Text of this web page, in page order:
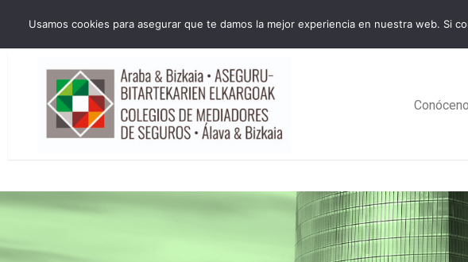
administracion@cmsab.eus 94.442.43.43 Móvil y Whatsapp 688.889.170
Usamos cookies para asegurar que te damos la mejor experiencia en nuestra web. Si